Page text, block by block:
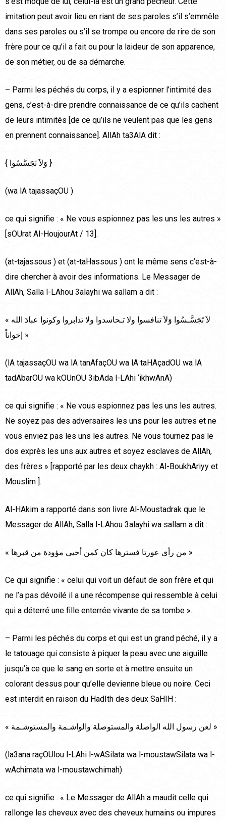
imitation peut avoir lieu en riant de ses paroles s’il s’emmêle
dans ses paroles ou s’il se trompe ou encore de rire de son
frère pour ce qu’il a fait ou pour la laideur de son apparence,
de son métier, ou de sa démarche.
– Parmi les péchés du corps, il y a espionner l’intimité des
gens, c’est-à-dire prendre connaissance de ce qu’ils cachent
de leurs intimités [de ce qu’ils ne veulent pas que les gens
en prennent connaissance]. AllAh ta3AlA dit :
{ وَلاَ تَجَسَّسُوا }
(wa lA tajassaçOU )
ce qui signifie : « Ne vous espionnez pas les uns les autres »
[sOUrat Al-HoujourAt / 13].
(at-tajassous ) et (at-taHassous ) ont le même sens c’est-à-
dire chercher à avoir des informations. Le Messager de
AllAh, Salla l-LAhou 3alayhi wa sallam a dit :
« لاَ تَجَسَّـسُوا وَلاَ تنافسوا ولا تـحاسدوا ولا تدابروا وكونوا عبادَ الله
إخواناً »
(lA tajassaçOU wa lA tanAfaçOU wa lA taHAçadOU wa lA
tadAbarOU wa kOUnOU 3ibAda l-LAhi ‘ikhwAnA)
ce qui signifie : « Ne vous espionnez pas les uns les autres.
Ne soyez pas des adversaires les uns pour les autres et ne
vous enviez pas les uns les autres. Ne vous tournez pas le
dos exprès les uns aux autres et soyez esclaves de AllAh,
des frères » [rapporté par les deux chaykh : Al-BoukhAriyy et
Mouslim ].
Al-HAkim a rapporté dans son livre Al-Moustadrak que le
Messager de AllAh, Salla l-LAhou 3alayhi wa sallam a dit :
« من رأى عورتا فسترها كان كمن أحيى مؤودة من قبرها »
Ce qui signifie : « celui qui voit un défaut de son frère et qui
ne l’a pas dévoilé il a une récompense qui ressemble à celui
qui a déterré une fille enterrée vivante de sa tombe ».
– Parmi les péchés du corps et qui est un grand péché, il y a
le tatouage qui consiste à piquer la peau avec une aiguille
jusqu’à ce que le sang en sorte et à mettre ensuite un
colorant dessus pour qu’elle devienne bleue ou noire. Ceci
est interdit en raison du HadIth des deux SaHIH :
« لعن رسول الله الواصلة والمستوصلة والواشـمة والمستوشـمة »
(la3ana raçOUlou l-LAhi l-wASilata wa l-moustawSilata wa l-
wAchimata wa l-moustawchimah)
ce qui signifie : « Le Messager de AllAh a maudit celle qui
rallonge les cheveux avec des cheveux humains ou impures